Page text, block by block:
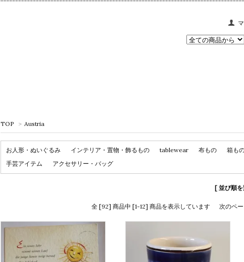
TOP > Austria
お人形・ぬいぐるみ インテリア・置物・飾るもの tablewear 布もの 箱も
手芸アイテム
アクセサリー・バッグ
[ 並び順
全 [92] 商品中 [1-12] 商品を表示しています 次のペ